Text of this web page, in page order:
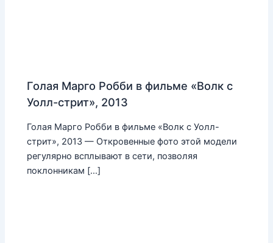
Голая Марго Робби в фильме «Волк с
Уолл-стрит», 2013
Голая Марго Робби в фильме «Волк с Уолл-
стрит», 2013 — Откровенные фото этой модели
регулярно всплывают в сети, позволяя
поклонникам […]